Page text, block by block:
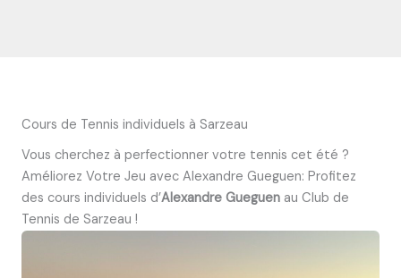
Cours de Tennis individuels à Sarzeau
Vous cherchez à perfectionner votre tennis cet été ?
Améliorez Votre Jeu avec Alexandre Gueguen: Profitez
des cours individuels d’Alexandre Gueguen au Club de
Tennis de Sarzeau !